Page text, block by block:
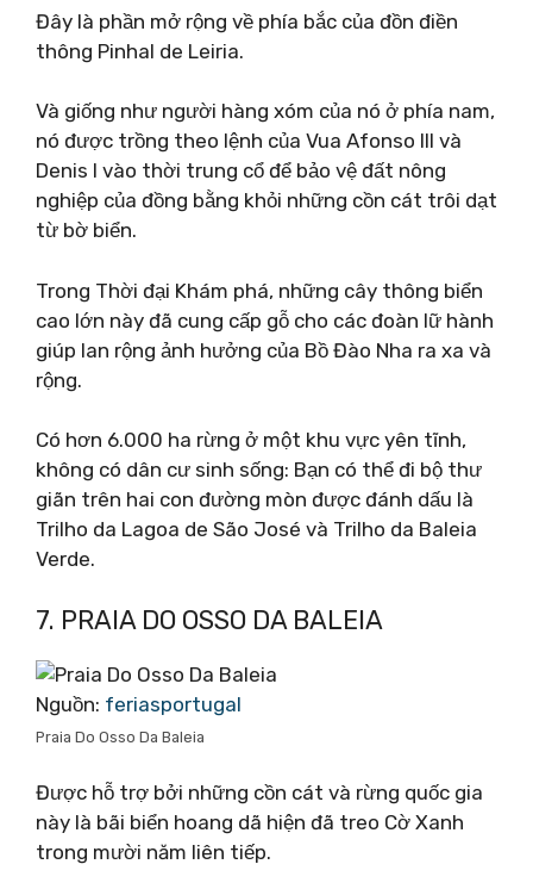
Đây là phần mở rộng về phía bắc của đồn điền
thông Pinhal de Leiria.
Và giống như người hàng xóm của nó ở phía nam,
nó được trồng theo lệnh của Vua Afonso III và
Denis I vào thời trung cổ để bảo vệ đất nông
nghiệp của đồng bằng khỏi những cồn cát trôi dạt
từ bờ biển.
Trong Thời đại Khám phá, những cây thông biển
cao lớn này đã cung cấp gỗ cho các đoàn lữ hành
giúp lan rộng ảnh hưởng của Bồ Đào Nha ra xa và
rộng.
Có hơn 6.000 ha rừng ở một khu vực yên tĩnh,
không có dân cư sinh sống: Bạn có thể đi bộ thư
giãn trên hai con đường mòn được đánh dấu là
Trilho da Lagoa de São José và Trilho da Baleia
Verde.
7. PRAIA DO OSSO DA BALEIA
Nguồn: feriasportugal
Praia Do Osso Da Baleia
Được hỗ trợ bởi những cồn cát và rừng quốc gia
này là bãi biển hoang dã hiện đã treo Cờ Xanh
trong mười năm liên tiếp.